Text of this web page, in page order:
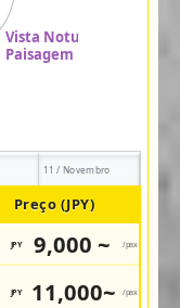
11 / Novembro
Preço (JPY)
JPY 9,000 ~ /pax
JPY 11,000~ /pax